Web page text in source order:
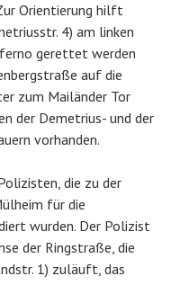
Orientierung hilft
4) am linken
gerettet werden
auf die
zum Mailänder Tor
der Demetrius- und der
vorhanden.
die zu der
für die
wurden. Der Polizist
der Ringstraße, die
1) zuläuft, das